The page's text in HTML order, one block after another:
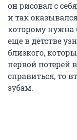
он рисовал с
и так
которому нужна
еще в детстве
близкого,
первой потерей
справиться, то
зубам.